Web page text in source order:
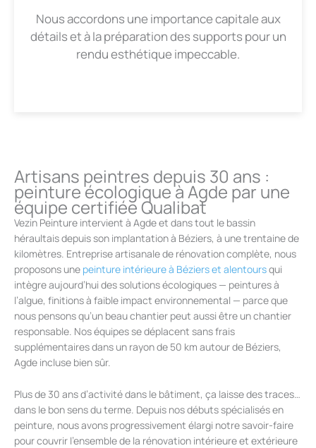
Nous accordons une importance capitale aux
détails et à la préparation des supports pour un
rendu esthétique impeccable.
Artisans peintres depuis 30 ans :
peinture écologique à Agde par une
équipe certifiée Qualibat
Vezin Peinture intervient à Agde et dans tout le bassin
héraultais depuis son implantation à Béziers, à une trentaine de
kilomètres. Entreprise artisanale de rénovation complète, nous
proposons une peinture intérieure à Béziers et alentoursqui
intègre aujourd’hui des solutions écologiques — peintures à
l’algue, finitions à faible impact environnemental — parce que
nous pensons qu’un beau chantier peut aussi être un chantier
responsable. Nos équipes se déplacent sans frais
supplémentaires dans un rayon de 50 km autour de Béziers,
Agde incluse bien sûr.
Plus de 30 ans d’activité dans le bâtiment, ça laisse des traces…
dans le bon sens du terme. Depuis nos débuts spécialisés en
peinture, nous avons progressivement élargi notre savoir-faire
pour couvrir l’ensemble de la rénovation intérieure et extérieure